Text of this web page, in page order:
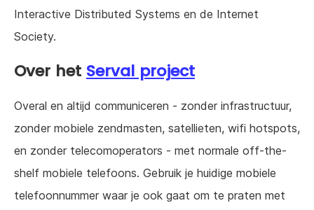
Interactive Distributed Systems en de Internet
Society.
Over het Serval project
Overal en altijd communiceren - zonder infrastructuur,
zonder mobiele zendmasten, satellieten, wifi hotspots,
en zonder telecomoperators - met normale off-the-
shelf mobiele telefoons. Gebruik je huidige mobiele
telefoonnummer waar je ook gaat om te praten met